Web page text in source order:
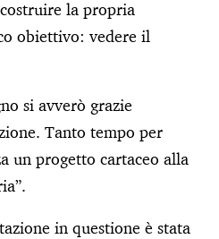
la propria
obiettivo: vedere il
si avverò grazie
Tanto tempo per
un progetto cartaceo alla
in questione è stata